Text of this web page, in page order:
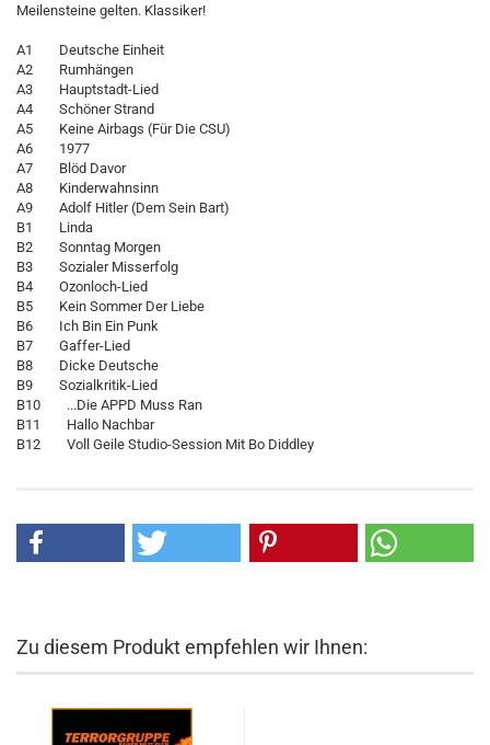
Meilensteine gelten. Klassiker!
A1 Deutsche Einheit
A2 Rumhängen
A3 Hauptstadt-Lied
A4 Schöner Strand
A5 Keine Airbags (Für Die CSU)
A6 1977
A7 Blöd Davor
A8 Kinderwahnsinn
A9 Adolf Hitler (Dem Sein Bart)
B1 Linda
B2 Sonntag Morgen
B3 Sozialer Misserfolg
B4 Ozonloch-Lied
B5 Kein Sommer Der Liebe
B6 Ich Bin Ein Punk
B7 Gaffer-Lied
B8 Dicke Deutsche
B9 Sozialkritik-Lied
B10 ...Die APPD Muss Ran
B11 Hallo Nachbar
B12 Voll Geile Studio-Session Mit Bo Diddley
Zu diesem Produkt empfehlen wir Ihnen: